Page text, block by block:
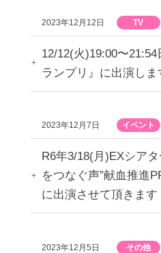
2023年12月12日 TV
12/12(火)19:00〜
ランプリ』に出演しま
2023年12月7日 イベント
R6年3/18(月)EXシア
をつなぐ声”献血推進
に出演させて頂きます
2023年12月5日 その他